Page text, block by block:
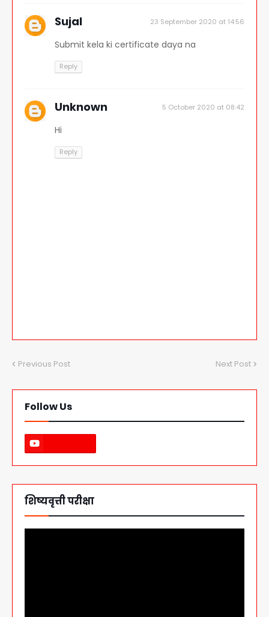
Sujal 23 September 2020 at 14:56
Submit kela ki certificate daya na
Reply
Unknown 5 October 2020 at 08:42
Hi
Reply
Previous Post Next Post
Follow Us
शिष्यवृत्ती परीक्षा